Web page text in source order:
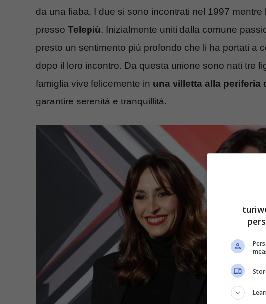
da una fiaba. I due si sono incontrati nel 1997
presso Telepiù. Inizialmente uniti dalla comune
presto un sentimento più profondo che li ha portati a
dopo il loro incontro. Da questa unione sono nati tre
famiglia vive felicemente in una villetta alla periferia
garantire serenità e tranquillità.